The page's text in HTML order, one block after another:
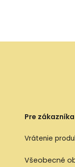
Pre zákazníka
Vrátenie
Všeobecné